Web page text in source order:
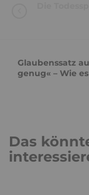
Glaubenssatz
genug« – Wie
Das